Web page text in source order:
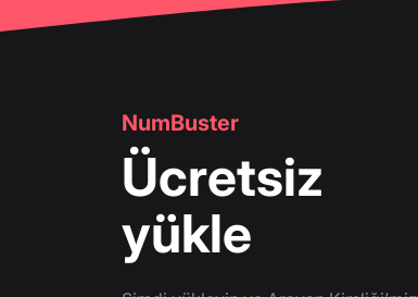
NumBuster
Ücretsiz
yükle